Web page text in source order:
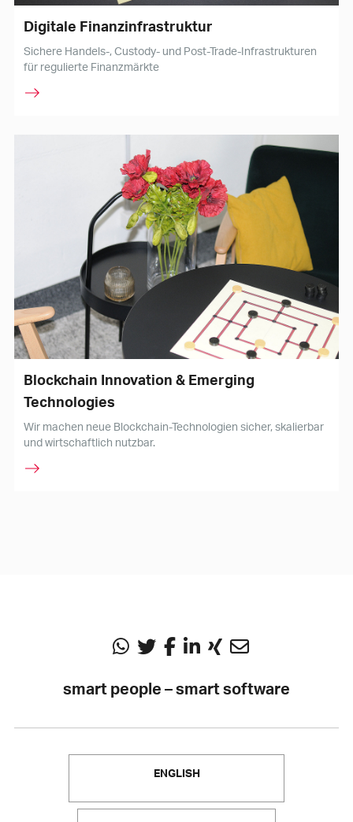
Digitale Finanzinfrastruktur
Sichere Handels-, Custody- und Post-Trade-Infrastrukturen
für regulierte Finanzmärkte
Blockchain Innovation & Emerging
Technologies
Wir machen neue Blockchain-Technologien sicher, skalierbar
und wirtschaftlich nutzbar.
smart people – smart software
ENGLISH